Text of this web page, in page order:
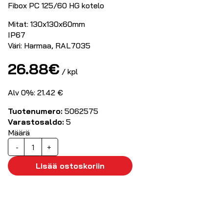
Fibox PC 125/60 HG kotelo
Mitat: 130x130x60mm
IP67
Väri: Harmaa, RAL7035
26.88€ / kpl
Alv 0%: 21.42 €
Tuotenumero: 5062575
Varastosaldo: 5
Määrä
-
Asennuskotelo
130x130x60mm
määrä
+
Lisää ostoskoriin